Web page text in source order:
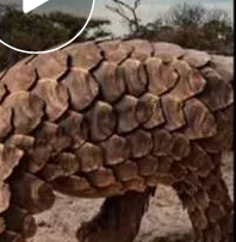
del brote,
aparecen nuevas
Badiola,
lo que se conoce
que se transmite